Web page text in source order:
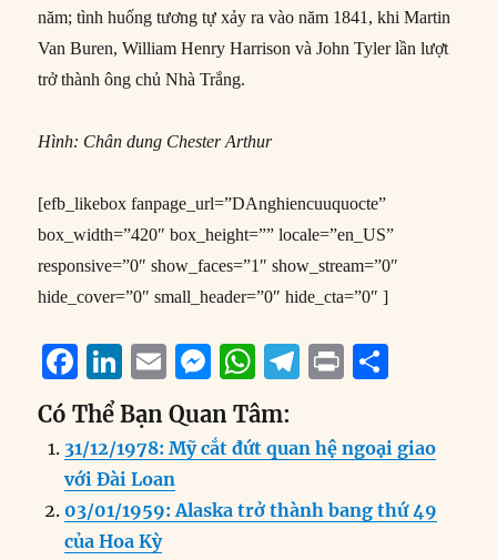
năm; tình huống tương tự xảy ra vào năm 1841, khi Martin
Van Buren, William Henry Harrison và John Tyler lần lượt
trở thành ông chủ Nhà Trắng.
Hình: Chân dung Chester Arthur
[efb_likebox fanpage_url=”DAnghiencuuquocte”
box_width=”420″ box_height=”” locale=”en_US”
responsive=”0″ show_faces=”1″ show_stream=”0″
hide_cover=”0″ small_header=”0″ hide_cta=”0″ ]
F
a
c
e
b
o
Li
n
k
e
d
I
E
m
ai
l
M
e
ss
e
n
W
h
at
s
A
T
e
g
r
P
n
t
a
re
Có Thể Bạn Quan Tâm:
31/12/1978: Mỹ cắt đứt quan hệ ngoại giao
với Đài Loan
03/01/1959: Alaska trở thành bang thứ 49
của Hoa Kỳ